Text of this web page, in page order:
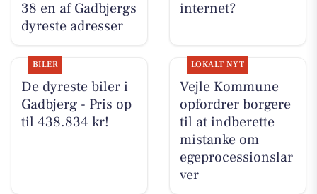
38 en af Gadbjergs
dyreste adresser
internet?
BILER
De dyreste biler i
Gadbjerg - Pris op
til 438.834 kr!
LOKALT NYT
Vejle Kommune
opfordrer borgere
til at indberette
mistanke om
egeprocessionslar
ver